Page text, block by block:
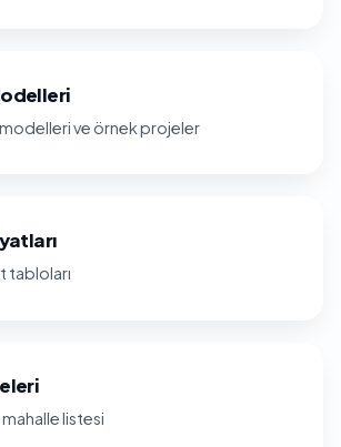
ve örnek projeler
tabloları
listesi